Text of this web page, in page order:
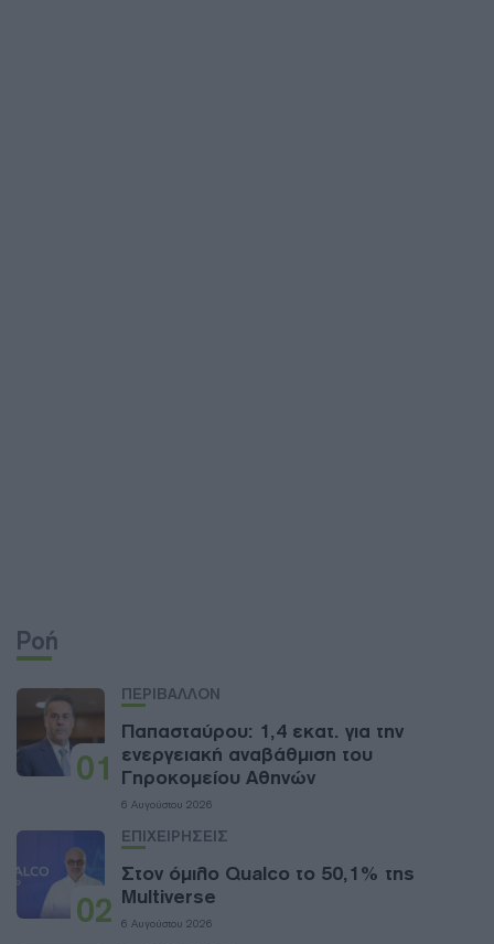
Ροή
01
ΠΕΡΙΒΑΛΛΟΝ
Παπασταύρου: 1,4 εκατ. για την
ενεργειακή αναβάθμιση του
Γηροκομείου Αθηνών
6 Αυγούστου 2026
02
ΕΠΙΧΕΙΡΗΣΕΙΣ
Στον όμιλο Qualco το 50,1% της
Multiverse
6 Αυγούστου 2026